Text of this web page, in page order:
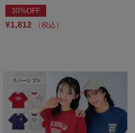
30%OFF
¥1,812 （税込）